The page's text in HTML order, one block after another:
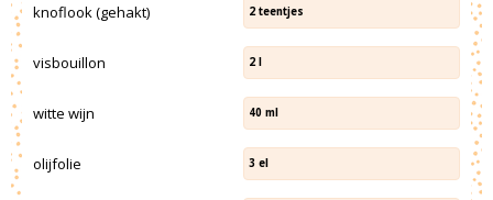
knoflook (gehakt) 2 teentjes
visbouillon 2 l
witte wijn 40 ml
olijfolie 3 el